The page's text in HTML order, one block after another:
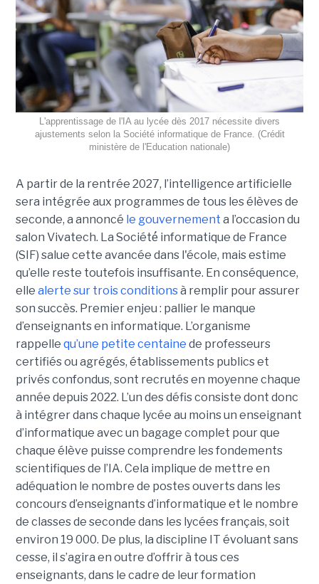
L'apprentissage de l'IA au lycée dès 2017 nécessite divers
ajustements selon la Société informatique de France. (Crédit
ministère de l'Education nationale)
A partir de la rentrée 2027, l’intelligence artificielle
sera intégrée aux programmes de tous les élèves de
seconde, a annoncé le gouvernement a l’occasion du
salon Vivatech. La Société́ informatique de France
(SIF) salue cette avancée dans l'école, mais estime
qu’elle reste toutefois insuffisante. En conséquence,
elle alerte sur trois conditionsà remplir pour assurer
son succès. Premier enjeu : pallier le manque
d’enseignants en informatique. L’organisme
rappelle qu’une petite centaine de professeurs
certifiés ou agrégés, établissements publics et
privés confondus, sont recrutés en moyenne chaque
année depuis 2022. L’un des défis consiste dont donc
à intégrer dans chaque lycée au moins un enseignant
d’informatique avec un bagage complet pour que
chaque élève puisse comprendre les fondements
scientifiques de l’IA. Cela implique de mettre en
adéquation le nombre de postes ouverts dans les
concours d’enseignants d’informatique et le nombre
de classes de seconde dans les lycées français, soit
environ 19 000. De plus, la discipline IT évoluant sans
cesse, il s’agira en outre d’offrir à tous ces
enseignants, dans le cadre de leur formation